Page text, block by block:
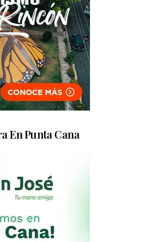
En Punta Cana